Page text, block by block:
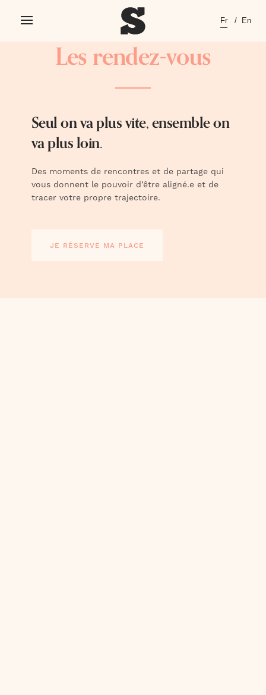
Fr En
Les rendez-vous
Seul on va plus vite, ensemble on
va plus loin.
Des moments de rencontres et de partage qui
vous donnent le pouvoir d’être aligné.e et de
tracer votre propre trajectoire.
JE RÉSERVE MA PLACE